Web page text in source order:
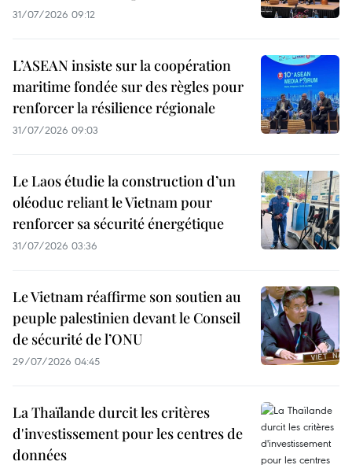
31/07/2026 09:12
L’ASEAN insiste sur la coopération
maritime fondée sur des règles pour
renforcer la résilience régionale
31/07/2026 09:03
Le Laos étudie la construction d’un
oléoduc reliant le Vietnam pour
renforcer sa sécurité énergétique
31/07/2026 03:36
Le Vietnam réaffirme son soutien au
peuple palestinien devant le Conseil
de sécurité de l’ONU
29/07/2026 04:45
La Thaïlande durcit les critères
d'investissement pour les centres de
données